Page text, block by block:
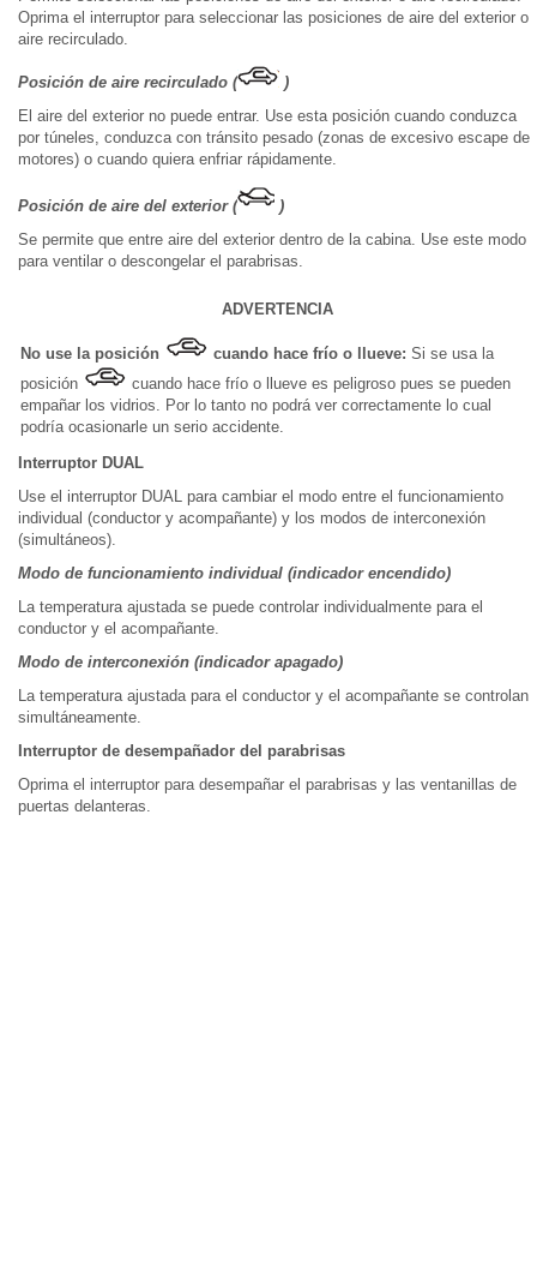
Oprima el interruptor para seleccionar las posiciones de aire del exterior o
aire recirculado.
Posición de aire recirculado (
)
El aire del exterior no puede entrar. Use esta posición cuando conduzca
por túneles, conduzca con tránsito pesado (zonas de excesivo escape de
motores) o cuando quiera enfriar rápidamente.
Posición de aire del exterior (
)
Se permite que entre aire del exterior dentro de la cabina. Use este modo
para ventilar o descongelar el parabrisas.
ADVERTENCIA
No use la posición cuando hace frío o llueve: Si se usa la
posición
cuando hace frío o llueve es peligroso pues se pueden
empañar los vidrios. Por lo tanto no podrá ver correctamente lo cual
podría ocasionarle un serio accidente.
Interruptor DUAL
Use el interruptor DUAL para cambiar el modo entre el funcionamiento
individual (conductor y acompañante) y los modos de interconexión
(simultáneos).
Modo de funcionamiento individual (indicador encendido)
La temperatura ajustada se puede controlar individualmente para el
conductor y el acompañante.
Modo de interconexión (indicador apagado)
La temperatura ajustada para el conductor y el acompañante se controlan
simultáneamente.
Interruptor de desempañador del parabrisas
Oprima el interruptor para desempañar el parabrisas y las ventanillas de
puertas delanteras.